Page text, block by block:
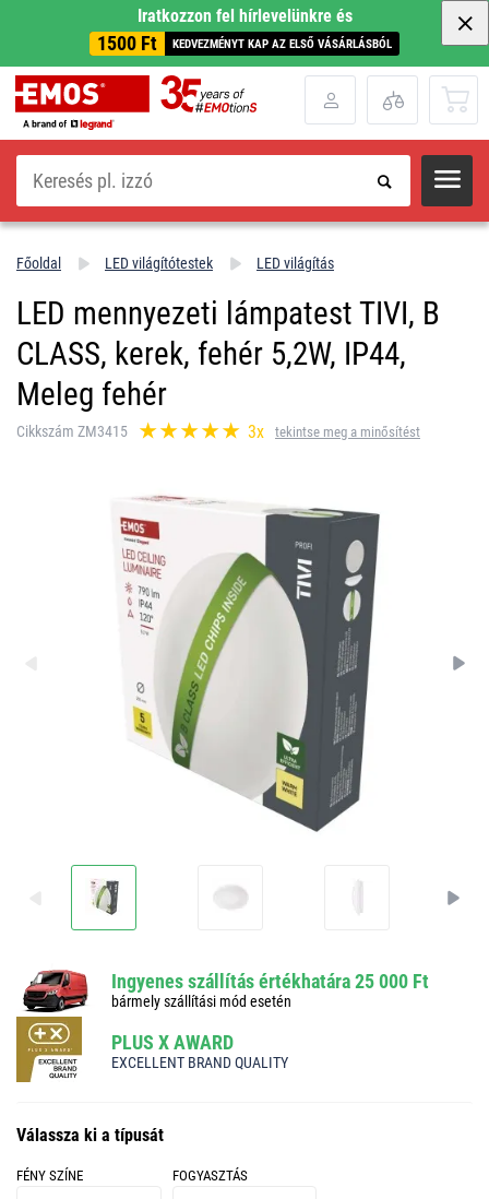
Iratkozzon fel hírlevelünkre és
1500 Ft KEDVEZMÉNYT KAP AZ ELSŐ VÁSÁRLÁSBÓL
Keresés
Főoldal LED világítótestek LED világítás
LED mennyezeti lámpatest TIVI, B
CLASS, kerek, fehér 5,2W, IP44,
Meleg fehér
Cikkszám ZM3415 3x tekintse meg a minősítést
Ingyenes szállítás értékhatára 25 000 Ft
bármely szállítási mód esetén
PLUS X AWARD
EXCELLENT BRAND QUALITY
Válassza ki a típusát
FÉNY SZÍNE
FOGYASZTÁS